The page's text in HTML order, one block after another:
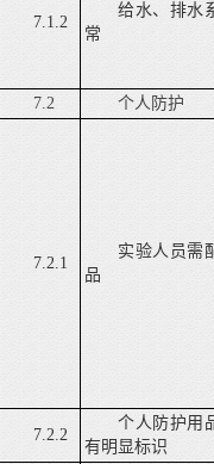
7.1.2
给水、排水
常
7.2 个人防护
7.2.1
实验人员需
品
7.2.2
个人防护用
有明显标识